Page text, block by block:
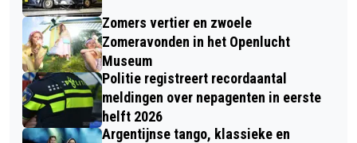
Zomers vertier en zwoele
Zomeravonden in het Openlucht
Museum
Politie registreert recordaantal
meldingen over nepagenten in eerste
helft 2026
Argentijnse tango, klassieke en